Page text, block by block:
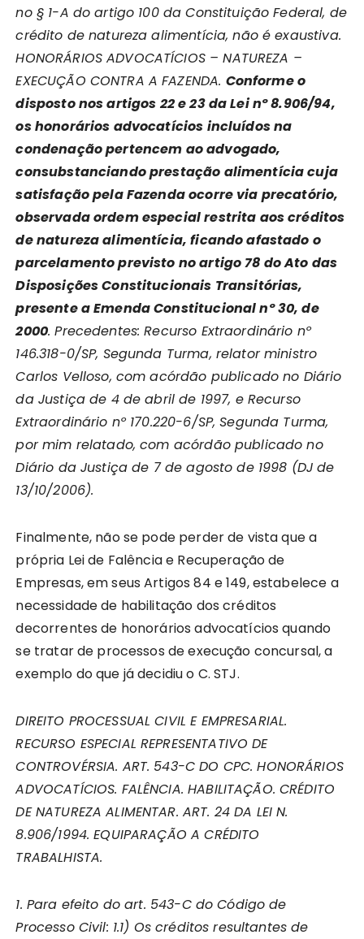
no § 1-A do artigo 100 da Constituição Federal, de
crédito de natureza alimentícia, não é exaustiva.
HONORÁRIOS ADVOCATÍCIOS – NATUREZA –
EXECUÇÃO CONTRA A FAZENDA. Conforme o
disposto nos artigos 22 e 23 da Lei nº 8.906/94,
os honorários advocatícios incluídos na
condenação pertencem ao advogado,
consubstanciando prestação alimentícia cuja
satisfação pela Fazenda ocorre via precatório,
observada ordem especial restrita aos créditos
de natureza alimentícia, ficando afastado o
parcelamento previsto no artigo 78 do Ato das
Disposições Constitucionais Transitórias,
presente a Emenda Constitucional nº 30, de
2000. Precedentes: Recurso Extraordinário nº
146.318-0/SP, Segunda Turma, relator ministro
Carlos Velloso, com acórdão publicado no Diário
da Justiça de 4 de abril de 1997, e Recurso
Extraordinário nº 170.220-6/SP, Segunda Turma,
por mim relatado, com acórdão publicado no
Diário da Justiça de 7 de agosto de 1998 (DJ de
13/10/2006).
Finalmente, não se pode perder de vista que a
própria Lei de Falência e Recuperação de
Empresas, em seus Artigos 84 e 149, estabelece a
necessidade de habilitação dos créditos
decorrentes de honorários advocatícios quando
se tratar de processos de execução concursal, a
exemplo do que já decidiu o C. STJ.
DIREITO PROCESSUAL CIVIL E EMPRESARIAL.
RECURSO ESPECIAL REPRESENTATIVO DE
CONTROVÉRSIA. ART. 543-C DO CPC. HONORÁRIOS
ADVOCATÍCIOS. FALÊNCIA. HABILITAÇÃO. CRÉDITO
DE NATUREZA ALIMENTAR. ART. 24 DA LEI N.
8.906/1994. EQUIPARAÇÃO A CRÉDITO
TRABALHISTA.
1. Para efeito do art. 543-C do Código de
Processo Civil: 1.1) Os créditos resultantes de